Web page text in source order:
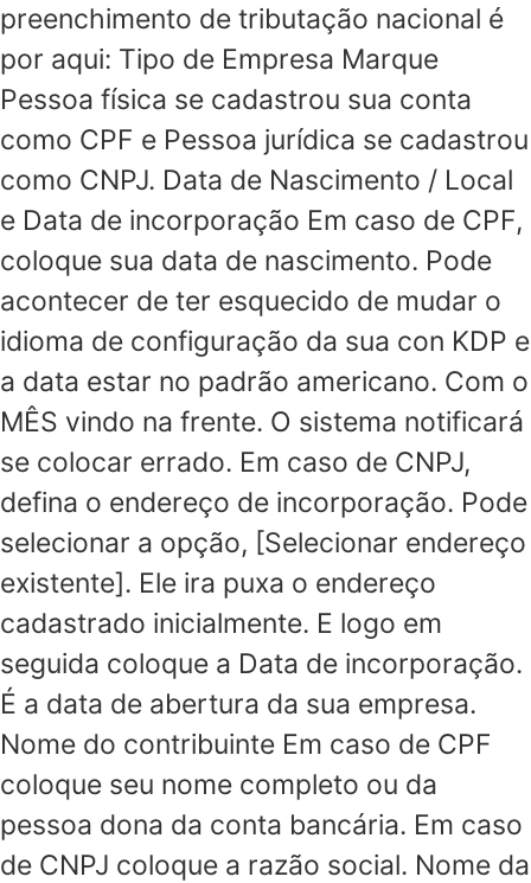
preenchimento de tributação nacional é
por aqui: Tipo de Empresa Marque
Pessoa física se cadastrou sua conta
como CPF e Pessoa jurídica se cadastrou
como CNPJ. Data de Nascimento / Local
e Data de incorporação Em caso de CPF,
coloque sua data de nascimento. Pode
acontecer de ter esquecido de mudar o
idioma de configuração da sua con KDP e
a data estar no padrão americano. Com o
MÊS vindo na frente. O sistema notificará
se colocar errado. Em caso de CNPJ,
defina o endereço de incorporação. Pode
selecionar a opção, [Selecionar endereço
existente]. Ele ira puxa o endereço
cadastrado inicialmente. E logo em
seguida coloque a Data de incorporação.
É a data de abertura da sua empresa.
Nome do contribuinte Em caso de CPF
coloque seu nome completo ou da
pessoa dona da conta bancária. Em caso
de CNPJ coloque a razão social. Nome da